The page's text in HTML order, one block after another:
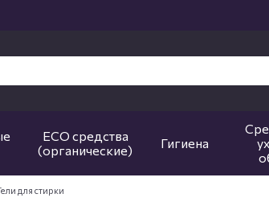
ECO средства
(органические)
Гигиена
для стирки